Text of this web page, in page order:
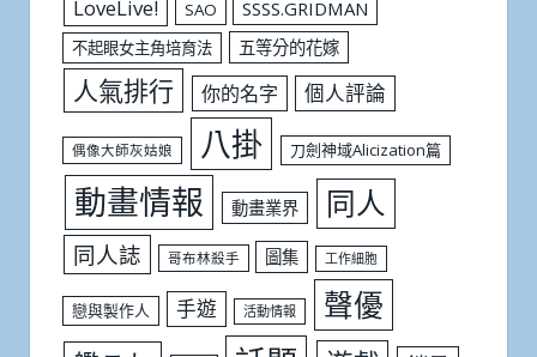
LoveLive! SAO SSSS.GRIDMAN
不起眼女主角培育法 五等分的花嫁
人氣排行 你的名字 個人評論
偶像大師灰姑娘 八掛 刀劍神域Alicization篇
動畫情報 動畫業界 同人
同人誌 哥布林殺手 圖集 工作細胞
戀與製作人 手遊 活動情報 聲優